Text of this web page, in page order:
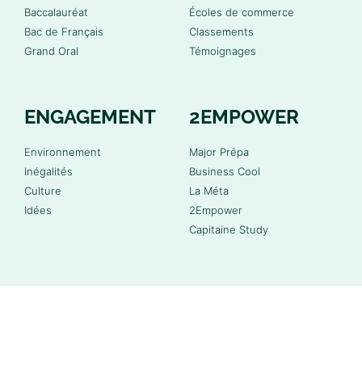
Baccalauréat
Bac de Français
Grand Oral
Écoles de commerce
Classements
Témoignages
ENGAGEMENT
Environnement
Inégalités
Culture
Idées
2EMPOWER
Major Prépa
Business Cool
La Méta
2Empower
Capitaine Study